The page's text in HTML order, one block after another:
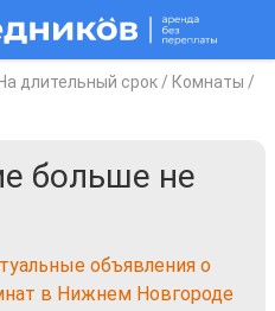
На длительный срок / Комнаты /
больше не
объявления о
в Нижнем Новгороде